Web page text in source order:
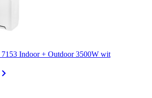
Indoor + Outdoor 3500W wit